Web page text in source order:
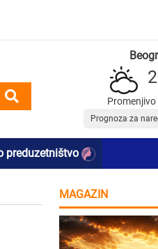
Prognoza za
preduzetništvo
MAGAZIN